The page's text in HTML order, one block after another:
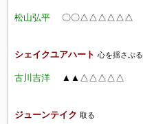
松山弘平 〇〇△△△△ △△
シェイクユアハート 心を揺さぶる
古川吉洋 ▲▲△△△△△
ジューンテイク 取る